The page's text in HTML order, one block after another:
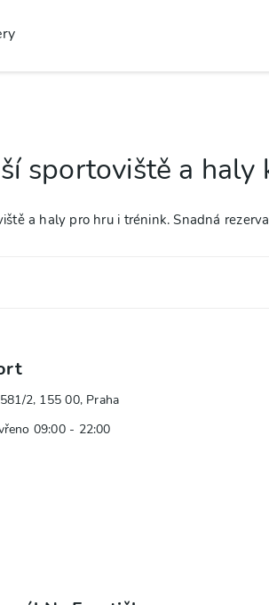
sportoviště a haly
a haly pro hru i trénink. Snadná
2, 155 00, Praha
09:00 - 22:00